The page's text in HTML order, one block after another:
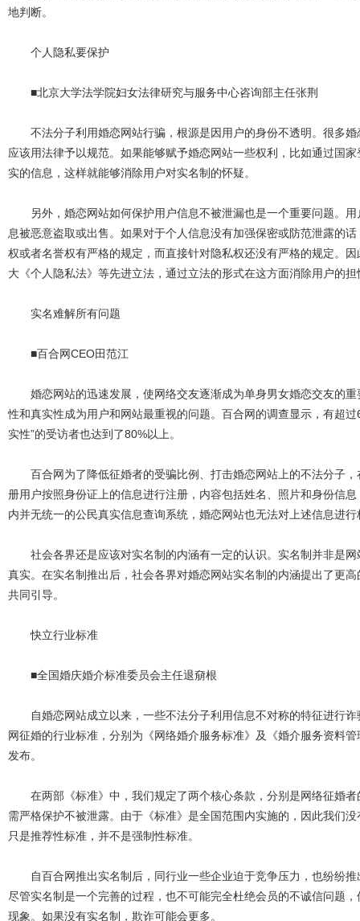
地判断。
个人隐私要保护
■北京大学法学院妇女法律研究与服务中心咨询部主任张荆
不法分子利用婚恋网站行骗，根源是因用户的身份不透明。很多婚
应该用法律予以规范。如果能够赋予婚恋网站一些权利，比如通过国
实的信息，这样就能够消除用户对实名制的怀疑。
另外，婚恋网站如何保护用户信息不被泄漏也是一个重要问题。用
息被恶意盗取或出售。如果对于个人信息没有加强保密或防范泄露的
权或者名誉权有严格的规定，而直接针对隐私权还没有严格的规定。
大《个人隐私法》等先进立法，通过立法的形式在这方面消除用户的担
实名难解所有问题
■百合网CEO田范江
婚恋网站的迅速发展，使网络交友逐渐成为单身男女婚恋交友的重
性和真实性成为用户和网站最重视的问题。百合网的调查显示，有超
实性”的受访者也达到了80%以上。
百合网为了降低征婚者的受骗比例、打击婚恋网站上的不法分子，
册用户按照身份证上的信息进行注册，内容包括姓名、照片和身份信
内并无统一的公民真实信息查询系统，婚恋网站也无法对上述信息进行
社会各界还是应该对实名制的内涵有一定的认识。实名制并非是网
真实。在实名制推出后，社会各界对婚恋网站实名制的内涵提出了更
共同引导。
快立行业标准
■全国婚庆婚介标准委员会主任退奟根
自婚恋网站成立以来，一些不法分子利用信息不对称的特征进行诈
网征婚的行业标准，分别为《网络婚介服务标准》及《婚介服务资料
发布。
在两部《标准》中，我们规定了两个核心条款，分别是网络征婚者
需严格保护不被泄露。由于《标准》是全国范围内实施的，因此我们
只是推荐性标准，并不是强制性标准。
自百合网推出实名制后，同行业一些企业迫于竞争压力，也纷纷推
尽管实名制是一个完善的过程，也不可能完全杜绝会员的不诚信问题
现象。如果没有实名制，欺诈可能会更多。